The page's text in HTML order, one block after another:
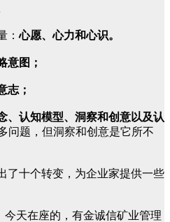
：心愿、心力和心识。
意图；
志；
、认知模型、洞察和创意以及认
问题，但洞察和创意是它所不
了十个转变，为企业家提供一些
今天在座的，有金诚信矿业管理